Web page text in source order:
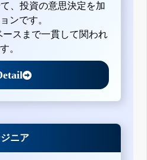
、投資の意思決定を加
ンです。
スまで一貫して関われ
。
ニア